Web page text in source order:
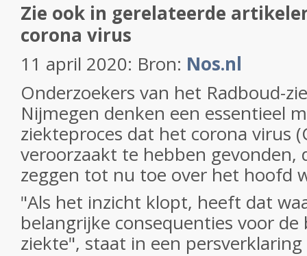
Zie ook in gerelateerde
corona virus
11 april 2020: Bron: Nos.nl
Onderzoekers van het Radboud-
Nijmegen denken een essentieel
ziekteproces dat het corona virus
veroorzaakt te hebben gevonden,
zeggen tot nu toe over het hoofd
"Als het inzicht klopt, heeft dat
belangrijke consequenties voor
ziekte", staat in een